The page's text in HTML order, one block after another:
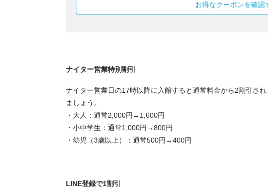
お得なクーポンを確認
ナイター営業特別割引
ナイター営業日の17時以降に入館すると通常料金から2割引さ
ましょう。
・大人：通常2,000円→1,600円
・小中学生：通常1,000円→800円
・幼児（3歳以上）：通常500円→400円
LINE登録で1割引